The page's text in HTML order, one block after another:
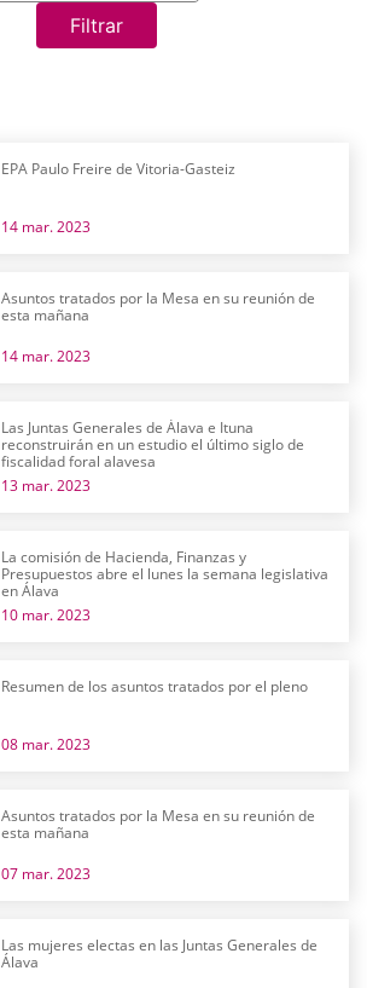
Filtrar
EPA Paulo Freire de Vitoria-Gasteiz
14 mar. 2023
Asuntos tratados por la Mesa en su reunión de
esta mañana
14 mar. 2023
Las Juntas Generales de Álava e Ituna
reconstruirán en un estudio el último siglo de
fiscalidad foral alavesa
13 mar. 2023
La comisión de Hacienda, Finanzas y
Presupuestos abre el lunes la semana legislativa
en Álava
10 mar. 2023
Resumen de los asuntos tratados por el pleno
08 mar. 2023
Asuntos tratados por la Mesa en su reunión de
esta mañana
07 mar. 2023
Las mujeres electas en las Juntas Generales de
Álava